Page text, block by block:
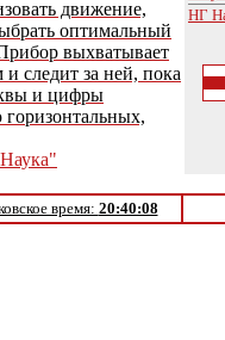
движение,
оптимальный
выхватывает
следит за ней, пока
и цифры
горизонтальных,
НГ
время: 20:40:08